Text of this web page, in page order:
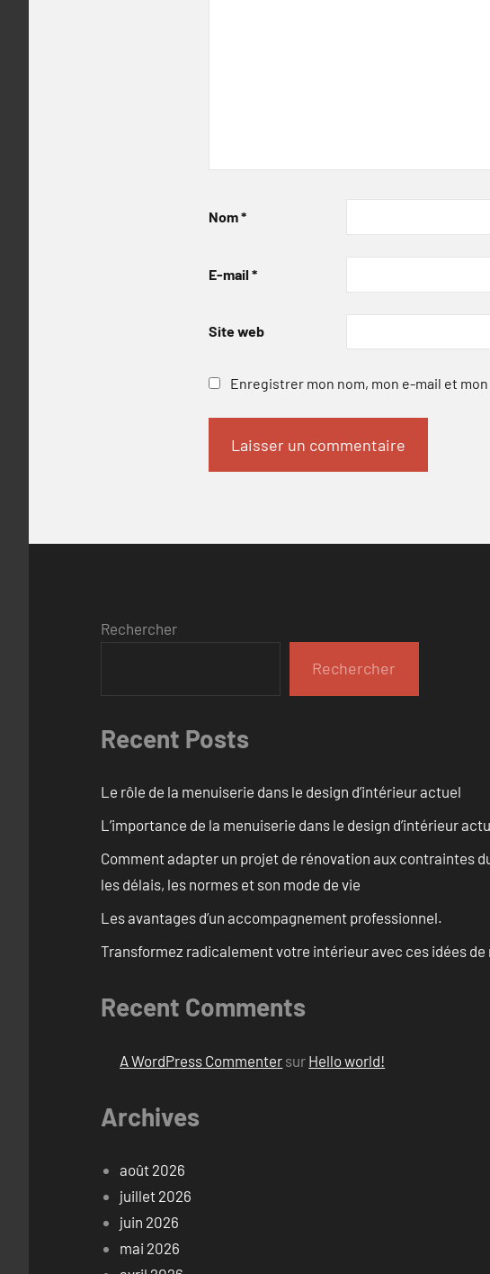
Nom*
E-mail *
Site web
Enregistrer mon nom, mon e-mail et
Rechercher
Rechercher
Recent Posts
Le rôle de la menuiserie dans le design d’intérieur actuel
L’importance de la menuiserie dans le design d’intérieur
Comment adapter un projet de rénovation aux contraintes
les délais, les normes et son mode de vie
Les avantages d’un accompagnement professionnel.
Transformez radicalement votre intérieur avec ces idées
Recent Comments
A WordPress Commenter sur Hello world!
Archives
août 2026
juillet 2026
juin 2026
mai 2026